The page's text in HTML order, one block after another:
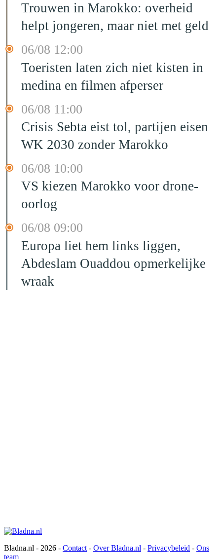
Trouwen in Marokko: overheid
helpt jongeren, maar niet met geld
06/08 12:00
Toeristen laten zich niet kisten in
medina en filmen afperser
06/08 11:00
Crisis Sebta eist tol, partijen eisen
WK 2030 zonder Marokko
06/08 10:00
VS kiezen Marokko voor drone-
oorlog
06/08 09:00
Europa liet hem links liggen,
Abdeslam Ouaddou opmerkelijke
wraak
Bladna.nl - 2026 - Contact - Over Bladna.nl - Privacybeleid - Ons
team